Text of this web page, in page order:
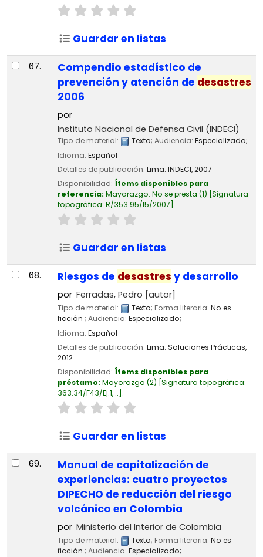
Guardar en listas
67.
Compendio estadístico de
prevención y atención de desastres
2006
por
Instituto Nacional de Defensa Civil (INDECI)
Tipo de material: Texto; Audiencia: Especializado;
Idioma: Español
Detalles de publicación: Lima: INDECI,2007
Disponibilidad: Ítems disponibles para
referencia: Mayorazgo: No se presta (1) Signatura
topográfica: R/353.95/I5/2007 .
Guardar en listas
68. Riesgos de desastres y desarrollo
por Ferradas, Pedro [autor]
Tipo de material: Texto; Forma literaria: No es
ficción ; Audiencia: Especializado;
Idioma: Español
Detalles de publicación: Lima: Soluciones Prácticas,
2012
Disponibilidad: Ítems disponibles para
préstamo: Mayorazgo (2) Signatura topográfica:
363.34/F43/Ej.1, .. .
Guardar en listas
69.
Manual de capitalización de
experiencias: cuatro proyectos
DIPECHO de reducción del riesgo
volcánico en Colombia
por Ministerio del Interior de Colombia
Tipo de material: Texto; Forma literaria: No es
ficción ; Audiencia: Especializado;